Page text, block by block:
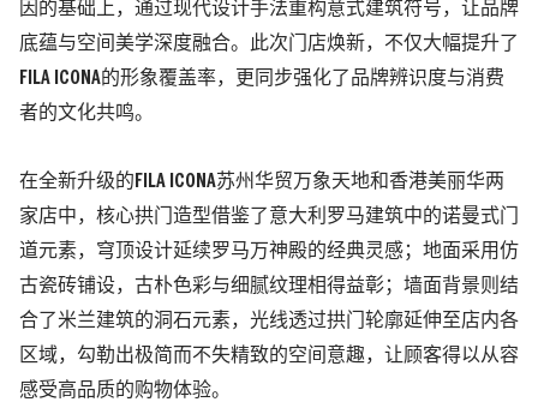
因的基础上，通过现代设计手法重构意式建筑符号，让品牌
底蕴与空间美学深度融合。此次门店焕新，不仅大幅提升了
FILA ICONA的形象覆盖率，更同步强化了品牌辨识度与消费
者的文化共鸣。
在全新升级的 FILA ICONA苏州华贸万象天地和香港美丽华两
家店中，核心拱门造型借鉴了意大利罗马建筑中的诺曼式门
道元素，穹顶设计延续罗马万神殿的经典灵感；地面采用仿
古瓷砖铺设，古朴色彩与细腻纹理相得益彰；墙面背景则结
合了米兰建筑的洞石元素，光线透过拱门轮廓延伸至店内各
区域，勾勒出极简而不失精致的空间意趣，让顾客得以从容
感受高品质的购物体验。